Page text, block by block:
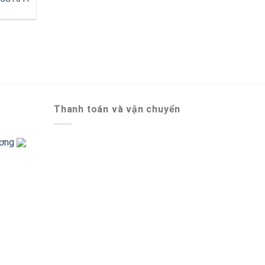
Thanh toán và vận chuyển